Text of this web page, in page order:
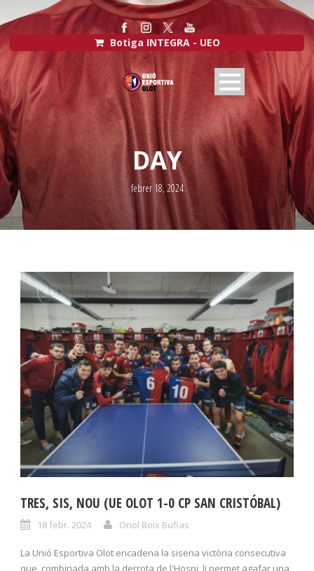
Botiga INTEGRA - UEO
DAY
febrer 18, 2024
TRES, SIS, NOU (UE OLOT 1-0 CP SAN CRISTÓBAL)
18 febr. 2024 Oriol Boix Bufias
La Unió Esportiva Olot encadena la sisena victòria consecutiva
que, combinada amb la derrota de l'Hospi, li permet agafar una